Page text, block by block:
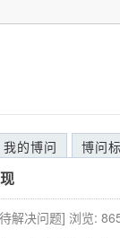
我的博问 博问
解决问题] 浏览: